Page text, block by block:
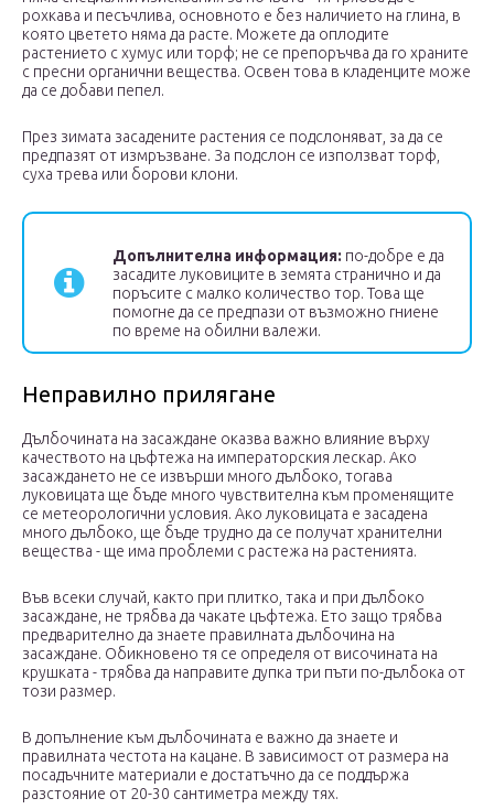
рохкава и песъчлива, основното е без наличието на глина, в
която цветето няма да расте. Можете да оплодите
растението с хумус или торф; не се препоръчва да го храните
с пресни органични вещества. Освен това в кладенците може
да се добави пепел.
През зимата засадените растения се подслоняват, за да се
предпазят от измръзване. За подслон се използват торф,
суха трева или борови клони.
Допълнителна информация: по-добре е да
засадите луковиците в земята странично и да
поръсите с малко количество тор. Това ще
помогне да се предпази от възможно гниене
по време на обилни валежи.
Неправилно прилягане
Дълбочината на засаждане оказва важно влияние върху
качеството на цъфтежа на императорския лескар. Ако
засаждането не се извърши много дълбоко, тогава
луковицата ще бъде много чувствителна към променящите
се метеорологични условия. Ако луковицата е засадена
много дълбоко, ще бъде трудно да се получат хранителни
вещества - ще има проблеми с растежа на растенията.
Във всеки случай, както при плитко, така и при дълбоко
засаждане, не трябва да чакате цъфтежа. Ето защо трябва
предварително да знаете правилната дълбочина на
засаждане. Обикновено тя се определя от височината на
крушката - трябва да направите дупка три пъти по-дълбока от
този размер.
В допълнение към дълбочината е важно да знаете и
правилната честота на кацане. В зависимост от размера на
посадъчните материали е достатъчно да се поддържа
разстояние от 20-30 сантиметра между тях.